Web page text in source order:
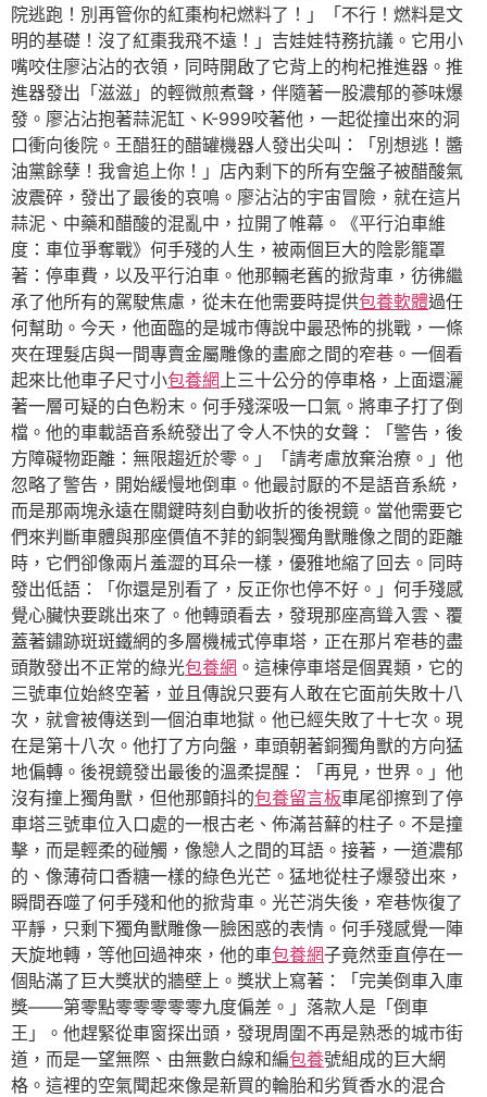
院逃跑！別再管你的紅棗枸杞燃料了！」「不行！燃料是文
明的基礎！沒了紅棗我飛不遠！」吉娃娃特務抗議。它用小
嘴咬住廖沾沾的衣領，同時開啟了它背上的枸杞推進器。推
進器發出「滋滋」的輕微煎煮聲，伴隨著一股濃郁的蔘味爆
發。廖沾沾抱著蒜泥缸、K-999咬著他，一起從撞出來的洞
口衝向後院。王醋狂的醋罐機器人發出尖叫：「別想逃！醬
油黨餘孽！我會追上你！」店內剩下的所有空盤子被醋酸氣
波震碎，發出了最後的哀鳴。廖沾沾的宇宙冒險，就在這片
蒜泥、中藥和醋酸的混亂中，拉開了帷幕。《平行泊車維
度：車位爭奪戰》何手殘的人生，被兩個巨大的陰影籠罩
著：停車費，以及平行泊車。他那輛老舊的掀背車，彷彿繼
承了他所有的駕駛焦慮，從未在他需要時提供包養軟體過任
何幫助。今天，他面臨的是城市傳說中最恐怖的挑戰，一條
夾在理髮店與一間專賣金屬雕像的畫廊之間的窄巷。一個看
起來比他車子尺寸小包養網上三十公分的停車格，上面還灑
著一層可疑的白色粉末。何手殘深吸一口氣。將車子打了倒
檔。他的車載語音系統發出了令人不快的女聲：「警告，後
方障礙物距離：無限趨近於零。」「請考慮放棄治療。」他
忽略了警告，開始緩慢地倒車。他最討厭的不是語音系統，
而是那兩塊永遠在關鍵時刻自動收折的後視鏡。當他需要它
們來判斷車體與那座價值不菲的銅製獨角獸雕像之間的距離
時，它們卻像兩片羞澀的耳朵一樣，優雅地縮了回去。同時
發出低語：「你還是別看了，反正你也停不好。」何手殘感
覺心臟快要跳出來了。他轉頭看去，發現那座高聳入雲、覆
蓋著鏽跡斑斑鐵網的多層機械式停車塔，正在那片窄巷的盡
頭散發出不正常的綠光包養網 。這棟停車塔是個異類，它的
三號車位始終空著，並且傳說只要有人敢在它面前失敗十八
次，就會被傳送到一個泊車地獄。他已經失敗了十七次。現
在是第十八次。他打了方向盤，車頭朝著銅獨角獸的方向猛
地偏轉。後視鏡發出最後的溫柔提醒：「再見，世界。」他
沒有撞上獨角獸，但他那顫抖的包養留言板車尾卻擦到了停
車塔三號車位入口處的一根古老、佈滿苔蘚的柱子。不是撞
擊，而是輕柔的碰觸，像戀人之間的耳語。接著，一道濃郁
的、像薄荷口香糖一樣的綠色光芒。猛地從柱子爆發出來，
瞬間吞噬了何手殘和他的掀背車。光芒消失後，窄巷恢復了
平靜，只剩下獨角獸雕像一臉困惑的表情。何手殘感覺一陣
天旋地轉，等他回過神來，他的車包養網子竟然垂直停在一
個貼滿了巨大獎狀的牆壁上。獎狀上寫著：「完美倒車入庫
獎——第零點零零零零零九度偏差。」落款人是「倒車
王」。他趕緊從車窗探出頭，發現周圍不再是熟悉的城市街
道，而是一望無際、由無數白線和編包養號組成的巨大網
格。這裡的空氣聞起來像是新買的輪胎和劣質香水的混合